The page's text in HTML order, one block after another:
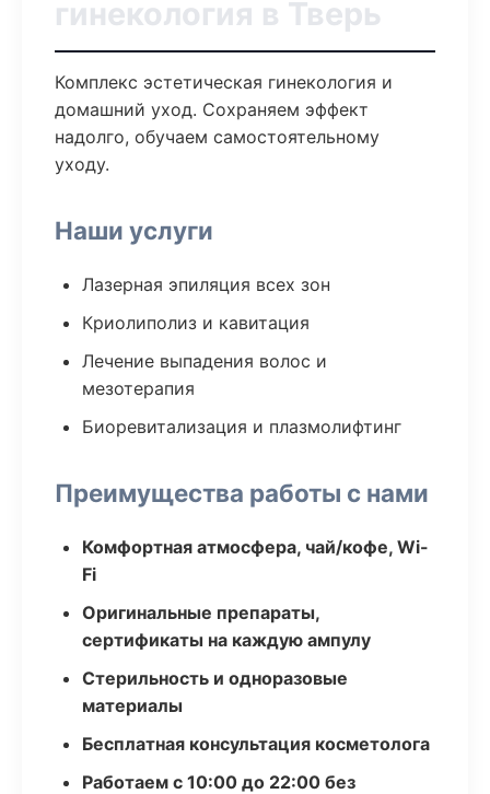
гинекология в Тверь
Комплекс эстетическая гинекология и
домашний уход. Сохраняем эффект
надолго, обучаем самостоятельному
уходу.
Наши услуги
Лазерная эпиляция всех зон
Криолиполиз и кавитация
Лечение выпадения волос и
мезотерапия
Биоревитализация и плазмолифтинг
Преимущества работы с нами
Комфортная атмосфера, чай/кофе, Wi-
Fi
Оригинальные препараты,
сертификаты на каждую ампулу
Стерильность и одноразовые
материалы
Бесплатная консультация косметолога
Работаем с 10:00 до 22:00 без